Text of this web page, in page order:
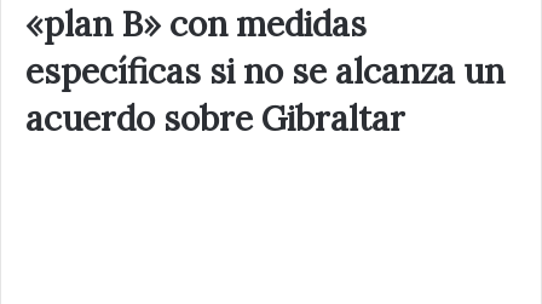
«plan B» con medidas
específicas si no se alcanza un
acuerdo sobre Gibraltar